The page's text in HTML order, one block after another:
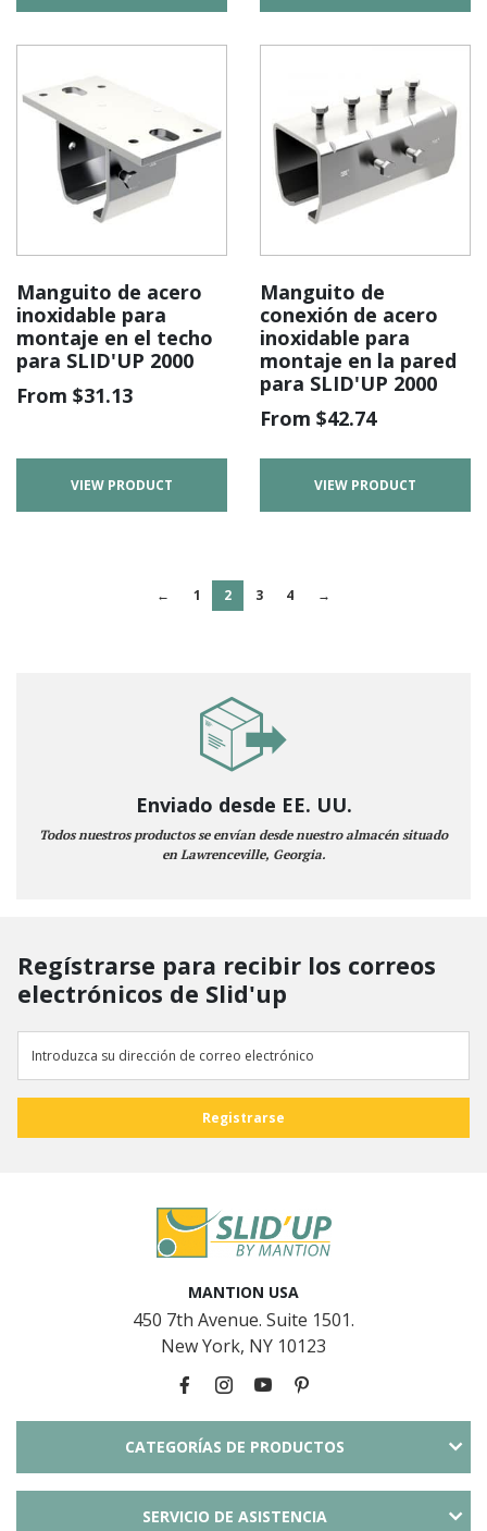
Manguito de acero
inoxidable para
montaje en el techo
para SLID'UP 2000
From $31.13
VIEW PRODUCT
Manguito de
conexión de acero
inoxidable para
montaje en la pared
para SLID'UP 2000
From $42.74
VIEW PRODUCT
← 1 2 3 4 →
Enviado desde EE. UU.
Todos nuestros productos se envían desde nuestro almacén situado
en Lawrenceville, Georgia.
Regístrarse para recibir los correos
electrónicos de Slid'up
MANTION USA
450 7th Avenue. Suite 1501.
New York, NY 10123
CATEGORÍAS DE PRODUCTOS
SERVICIO DE ASISTENCIA